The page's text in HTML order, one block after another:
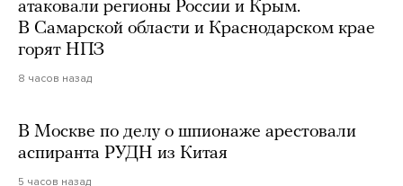
атаковали регионы России и Крым.
В Самарской области и Краснодарском крае
горят НПЗ
8 часов назад
В Москве по делу о шпионаже арестовали
аспиранта РУДН из Китая
5 часов назад